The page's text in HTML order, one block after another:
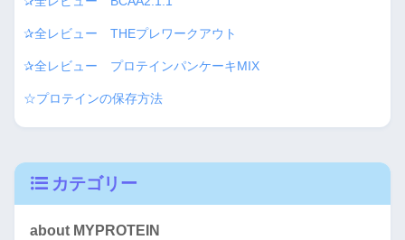
✰全レビュー THEプレワークアウト
✰全レビュー プロテインパンケーキMIX
☆プロテインの保存方法
カテゴリー
about MYPROTEIN